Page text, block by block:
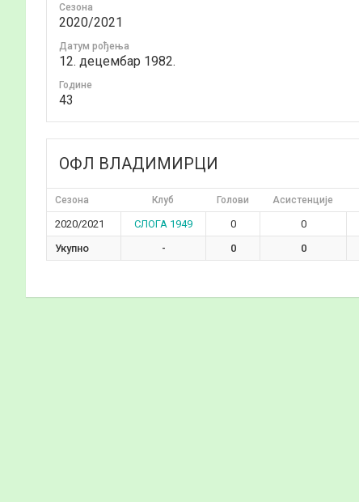
Сезона
2020/2021
Датум рођења
12. децембар 1982.
Годинe
43
ОФЛ ВЛАДИМИРЦИ
Сезона Клуб Голови Асистенције
2020/2021 СЛОГА 1949 0 0
Укупно
- 0 0